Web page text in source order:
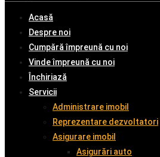
Acasă
Despre noi
Cumpără împreună cu noi
Vinde împreună cu noi
Închiriază
Servicii
Administrare imobil
Reprezentare dezvoltatori
Asigurare imobil
Asigurări auto